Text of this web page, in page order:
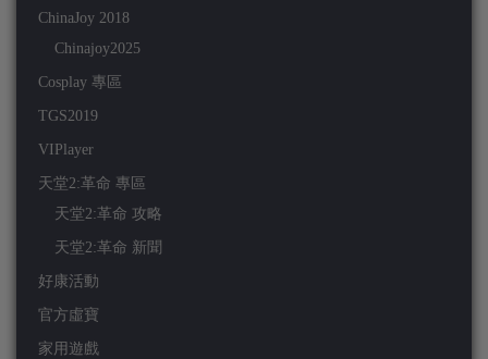
ChinaJoy 2018
Chinajoy2025
Cosplay 專區
TGS2019
VIPlayer
天堂2:革命 專區
天堂2:革命 攻略
天堂2:革命 新聞
好康活動
官方虛寶
家用遊戲